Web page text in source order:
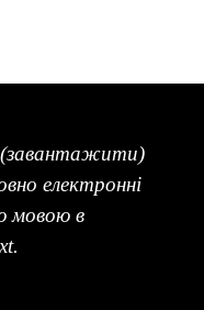
електронні
мовою в